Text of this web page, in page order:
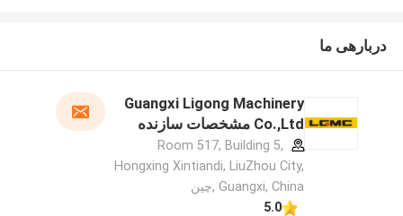
دربارهی ما
Guangxi Ligong Machinery
Co.,Ltd مشخصات سازنده
Room 517, Building 5,
Hongxing Xintiandi, LiuZhou City,
Guangxi, China ,چین
5.0